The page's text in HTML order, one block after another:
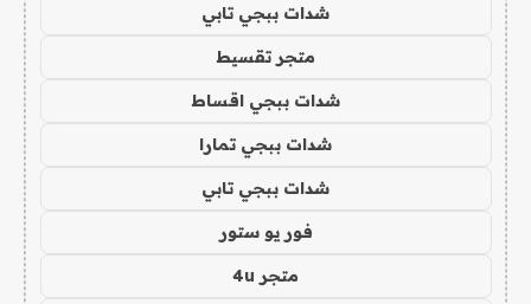
شدات ببجي تابي
متجر تقسيط
شدات ببجي اقساط
شدات ببجي تمارا
شدات ببجي تابي
فور يو ستور
متجر 4u